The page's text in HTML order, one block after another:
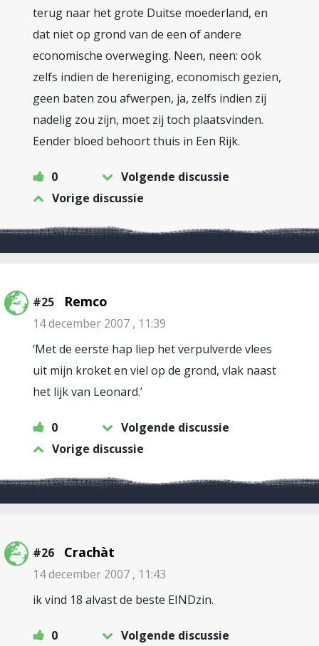
terug naar het grote Duitse moederland, en
dat niet op grond van de een of andere
economische overweging. Neen, neen: ook
zelfs indien de hereniging, economisch gezien,
geen baten zou afwerpen, ja, zelfs indien zij
nadelig zou zijn, moet zij toch plaatsvinden.
Eender bloed behoort thuis in Een Rijk.
0
Volgende discussie
Vorige discussie
#25 Remco
14 december 2007 , 11:39
‘Met de eerste hap liep het verpulverde vlees
uit mijn kroket en viel op de grond, vlak naast
het lijk van Leonard.’
0
Volgende discussie
Vorige discussie
#26 Crachàt
14 december 2007 , 11:43
ik vind 18 alvast de beste EINDzin.
0 Volgende discussie